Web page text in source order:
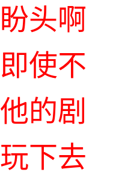
头啊
使不
的剧
下去